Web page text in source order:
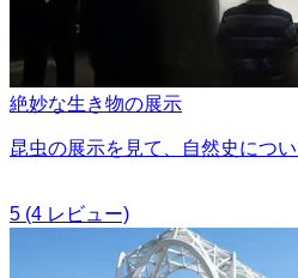
絶妙な生き物の展示
昆虫の展示を見て、自然史につ
5 (4 レビュー)